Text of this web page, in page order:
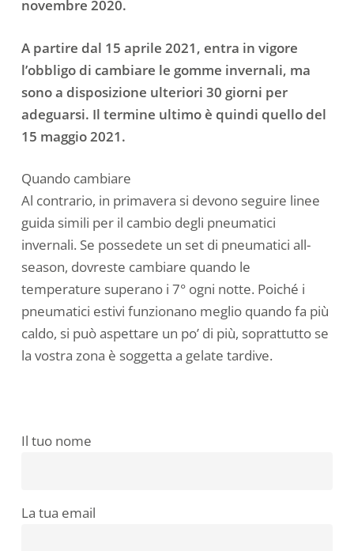
novembre 2020.
A partire dal 15 aprile 2021, entra in vigore
l’obbligo di cambiare le gomme invernali, ma
sono a disposizione ulteriori 30 giorni per
adeguarsi. Il termine ultimo è quindi quello del
15 maggio 2021.
Quando cambiare
Al contrario, in primavera si devono seguire linee
guida simili per il cambio degli pneumatici
invernali. Se possedete un set di pneumatici all-
season, dovreste cambiare quando le
temperature superano i 7° ogni notte. Poiché i
pneumatici estivi funzionano meglio quando fa più
caldo, si può aspettare un po’ di più, soprattutto se
la vostra zona è soggetta a gelate tardive.
Il tuo nome
La tua email